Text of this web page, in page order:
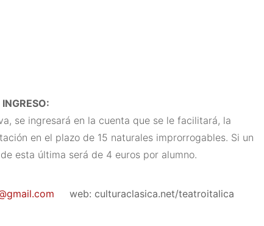
se ingresará en la cuenta que se le facilitará, la
en el plazo de 15 naturales improrrogables. Si un
esta última será de 4 euros por alumno.
web: culturaclasica.net/teatroitalica